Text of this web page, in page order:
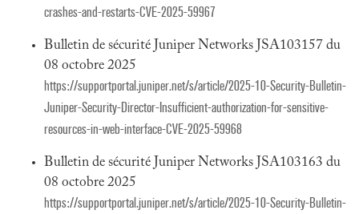
crashes-and-restarts-CVE-2025-59967
Bulletin de sécurité Juniper Networks JSA103157 du
08 octobre 2025
https://supportportal.juniper.net/s/article/2025-10-Security-Bulletin-
Juniper-Security-Director-Insufficient-authorization-for-sensitive-
resources-in-web-interface-CVE-2025-59968
Bulletin de sécurité Juniper Networks JSA103163 du
08 octobre 2025
https://supportportal.juniper.net/s/article/2025-10-Security-Bulletin-